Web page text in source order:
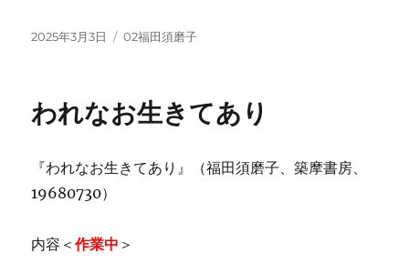
投
2025年3月3日
カ
ー
02福田須磨子
われなお生きてあり
『われなお生きてあり』（福田須磨子、築摩書房、
19680730）
内容＜作業中 ＞